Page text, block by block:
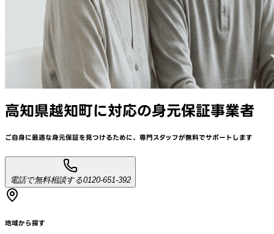
高知県越知町に対応の身元保証事業者
ご自身に最適な身元保証を見つけるために、 専門スタッフが無料でサポートします
電話で無料相談する0120-651-392
地域から探す